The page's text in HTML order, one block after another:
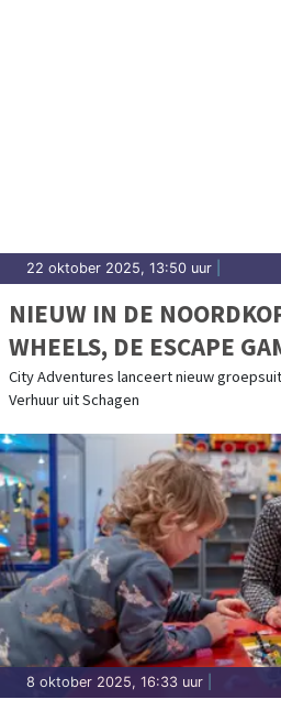
22 oktober 2025, 13:50 uur
NIEUW IN DE
WHEELS, DE ESCAPE
City Adventures lanceert nieuw
Verhuur uit Schagen
8 oktober 2025, 16:33 uur